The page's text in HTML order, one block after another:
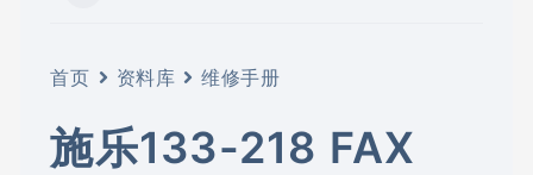
首页 资料库 维修手册
施乐133-218 FAX